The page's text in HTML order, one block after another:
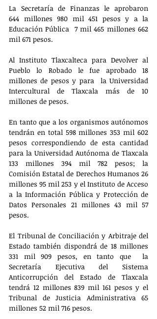
La Secretaría de Finanzas le aprobaron
644 millones 980 mil 451 pesos y a la
Educación Pública  7 mil 465 millones 662
mil 671 pesos.
Al Instituto Tlaxcalteca para Devolver al
Pueblo lo Robado le fue aprobado 18
millones de pesos y para  la Universidad
Intercultural de Tlaxcala más de 10
millones de pesos.
En tanto que a los organismos autónomos
tendrán en total 598 millones 353 mil 602
pesos correspondiendo de esta cantidad
para la Universidad Autónoma de Tlaxcala
133 millones 394 mil 782 pesos; la
Comisión Estatal de Derechos Humanos 26
millones 95 mil 253 y el Instituto de Acceso
a la Información Pública y Protección de
Datos Personales 21 millones 43 mil 57
pesos.
El Tribunal de Conciliación y Arbitraje del
Estado también dispondrá de 18 millones
331 mil 909 pesos, en tanto que  la
Secretaría Ejecutiva del Sistema
Anticorrupción del Estado de Tlaxcala
tendrá 12 millones 839 mil 161 pesos y el
Tribunal de Justicia Administrativa 65
millones 52 mil 716 pesos.